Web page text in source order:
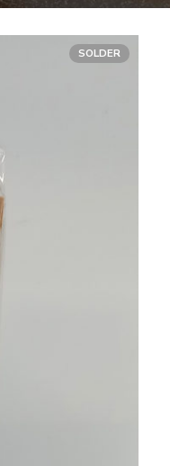
SOLDER